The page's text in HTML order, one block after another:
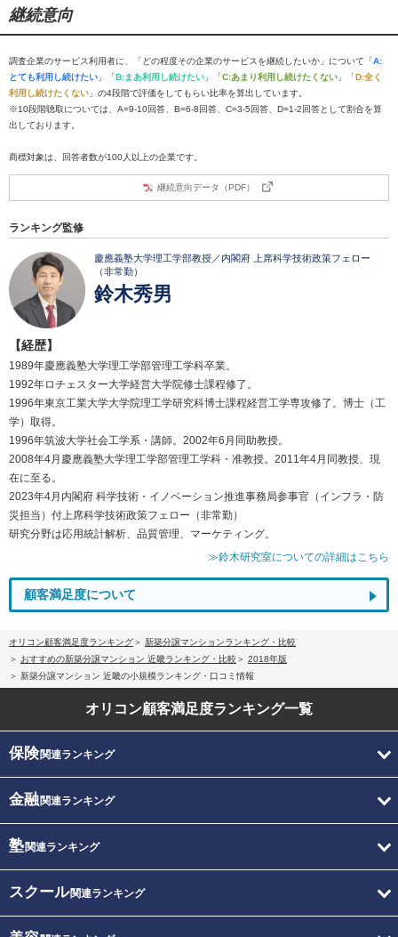
継続意向
調査企業のサービス利用者に、「どの程度その企業のサービスを継続したいか」について「A:
とても利用し続けたい 」「B:まあ利用し続けたい 」「C:あまり利用し続けたくない 」「D:全く
利用し続けたくない 」の4段階で評価をしてもらい比率を算出しています。
※10段階聴取については、A=9-10回答、B=6-8回答、C=3-5回答、D=1-2回答として割合を算
出しております。
商標対象は、回答者数が100人以上の企業です。
継続意向データ（PDF）
ランキング監修
慶應義塾大学理工学部教授／内閣府 上席科学技術政策フェロー
（非常勤）
鈴木秀男
【経歴】
1989年慶應義塾大学理工学部管理工学科卒業。
1992年ロチェスター大学経営大学院修士課程修了。
1996年東京工業大学大学院理工学研究科博士課程経営工学専攻修了。博士（工
学）取得。
1996年筑波大学社会工学系・講師。2002年6月同助教授。
2008年4月慶應義塾大学理工学部管理工学科・准教授。2011年4月同教授、現
在に至る。
2023年4月内閣府 科学技術・イノベーション推進事務局参事官（インフラ・防
災担当）付上席科学技術政策フェロー（非常勤）
研究分野は応用統計解析、品質管理、マーケティング。
≫鈴木研究室についての詳細はこちら
顧客満足度について
オリコン顧客満足度ランキング
新築分譲マンションランキング・比較
おすすめの新築分譲マンション 近畿ランキング・比較
2018年版
新築分譲マンション 近畿の小規模ランキング・口コミ情報
オリコン顧客満足度ランキング一覧
保険関連ランキング
金融関連ランキング
塾関連ランキング
スクール関連ランキング